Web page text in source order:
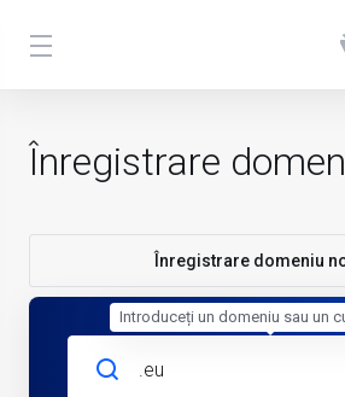
Înregistrare
Înregistrare domeniu
Introduceți un domeniu sau un